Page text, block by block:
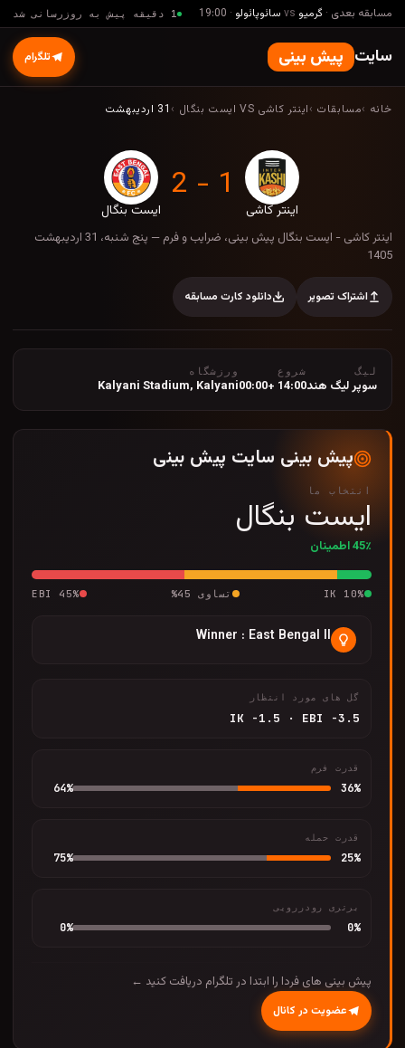
مسابقه بعدی · گرمیو vs سائوپائولو ·
19:00 1 دقیقه پیش به روزرسانی شد
سایت پیش بینی تلگرام
خانه ›مسابقات ›اینتر کاشی VS ایست بنگال › 31 اردیبهشت
اینتر کاشی
1 - 2
ایست بنگال
اینتر کاشی - ایست بنگال پیش بینی، ضرایب و
اینتر کاشی - ایست بنگال پیش بینی، ضرایب و فرم — پنج شنبه، 31 اردیبهشت
1405
اشتراک تصویر دانلود کارت مسابقه
لیگ
سوپر لیگ هند
شروع
14:00 +00:00
ورزشگاه
Kalyani Stadium, Kalyani
پیش بینی سایت پیش بینی
انتخاب ما
ایست بنگال
45٪ اطمینان
IK 10% تساوی 45
%
EBI 45%
Winner : East Bengal II
گل های مورد انتظار
IK -1.5 · EBI -3.5
قدرت فرم
36%
64%
قدرت حمله
25%
75%
برتری رودررویی
0%
0%
پیش بینی های فردا را ابتدا در تلگرام دریافت کنید ←
عضویت در کانال